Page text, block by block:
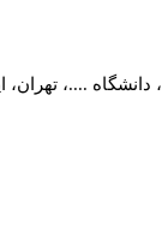
....، تهران،